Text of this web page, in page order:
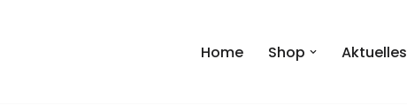
Home Shop Aktuelles